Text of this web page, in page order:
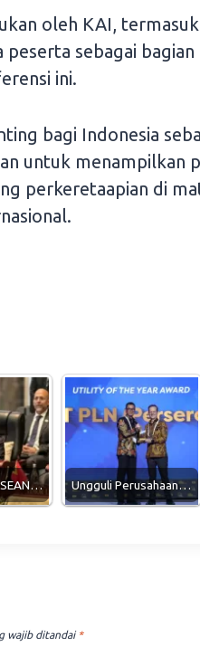
oleh KAI,
sebagai bagian
ini.
bagi Indonesia
untuk menampilkan
perkeretaapian di
Ungguli Perusahaan…
wajib ditandai *